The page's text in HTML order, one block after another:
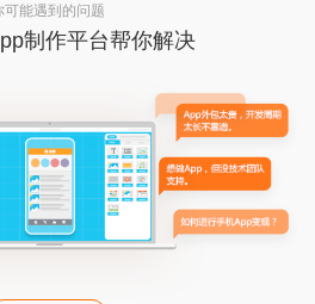
可能遇到的问题
制作平台帮你解决